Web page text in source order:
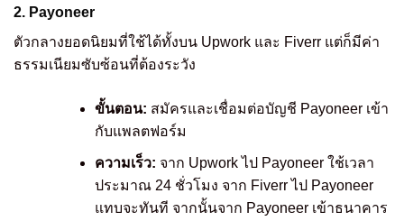
2. Payoneer
ตัวกลางยอดนิยมที่ใช้ได้ทั้งบน Upwork และ Fiverr แต่ก็มีค่า
ธรรมเนียมซับซ้อนที่ต้องระวัง
ขั้นตอน: สมัครและเชื่อมต่อบัญชี Payoneer เข้า
กับแพลตฟอร์ม
ความเร็ว: จาก Upwork ไป Payoneer ใช้เวลา
ประมาณ 24 ชั่วโมง จาก Fiverr ไป Payoneer
แทบจะทันที จากนั้นจาก Payoneer เข้าธนาคาร